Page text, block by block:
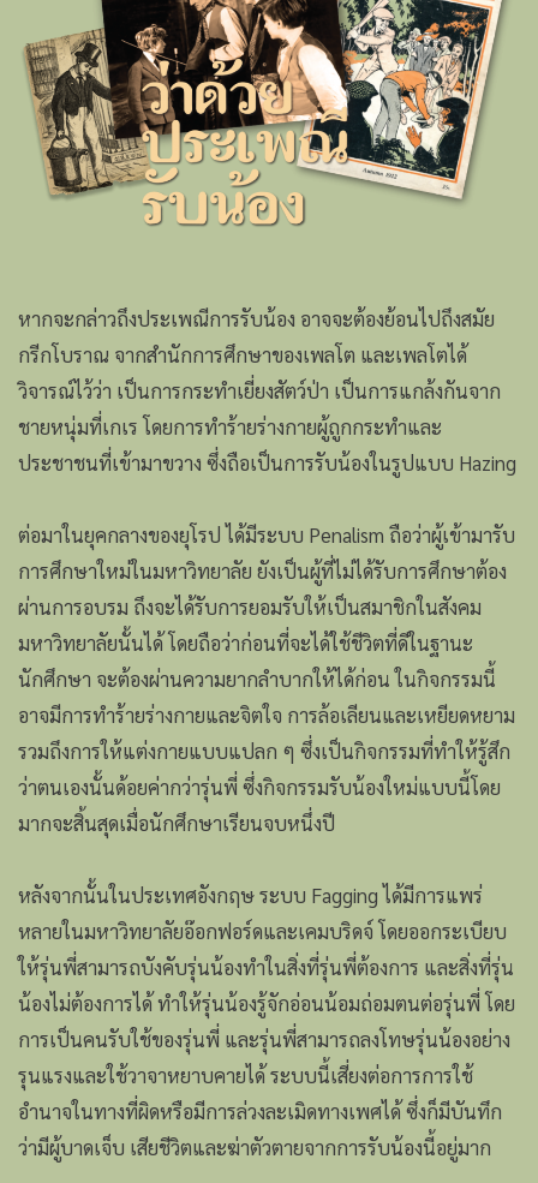
หากจะกล่าวถึงประเพณีการรับน้อง อาจจะต้องย้อนไปถึงสมัย
กรีกโบราณ จากสำนักการศึกษาของเพลโต และเพลโตได้
วิจารณ์ไว้ว่า เป็นการกระทำเยี่ยงสัตว์ป่า เป็นการแกล้งกันจาก
ชายหนุ่มที่เกเร โดยการทำร้ายร่างกายผู้ถูกกระทำและ
ประชาชนที่เข้ามาขวาง ซึ่งถือเป็นการรับน้องในรูปแบบ Hazing
ต่อมาในยุคกลางของยุโรป ได้มีระบบ Penalism ถือว่าผู้เข้ามารับ
การศึกษาใหม่ในมหาวิทยาลัย ยังเป็นผู้ที่ไม่ได้รับการศึกษาต้อง
ผ่านการอบรม ถึงจะได้รับการยอมรับให้เป็นสมาชิกในสังคม
มหาวิทยาลัยนั้นได้ โดยถือว่าก่อนที่จะได้ใช้ชีวิตที่ดีในฐานะ
นักศึกษา จะต้องผ่านความยากลำบากให้ได้ก่อน ในกิจกรรมนี้
อาจมีการทำร้ายร่างกายและจิตใจ การล้อเลียนและเหยียดหยาม
รวมถึงการให้แต่งกายแบบแปลก ๆ ซึ่งเป็นกิจกรรมที่ทำให้รู้สึก
ว่าตนเองนั้นด้อยค่ากว่ารุ่นพี่ ซึ่งกิจกรรมรับน้องใหม่แบบนี้โดย
มากจะสิ้นสุดเมื่อนักศึกษาเรียนจบหนึ่งปี
หลังจากนั้นในประเทศอังกฤษ ระบบ Fagging ได้มีการแพร่
หลายในมหาวิทยาลัยอ๊อกฟอร์ดและเคมบริดจ์ โดยออกระเบียบ
ให้รุ่นพี่สามารถบังคับรุ่นน้องทำในสิ่งที่รุ่นพี่ต้องการ และสิ่งที่รุ่น
น้องไม่ต้องการได้ ทำให้รุ่นน้องรู้จักอ่อนน้อมถ่อมตนต่อรุ่นพี่ โดย
การเป็นคนรับใช้ของรุ่นพี่ และรุ่นพี่สามารถลงโทษรุ่นน้องอย่าง
รุนแรงและใช้วาจาหยาบคายได้ ระบบนี้เสี่ยงต่อการการใช้
อำนาจในทางที่ผิดหรือมีการล่วงละเมิดทางเพศได้ ซึ่งก็มีบันทึก
ว่ามีผู้บาดเจ็บ เสียชีวิตและฆ่าตัวตายจากการรับน้องนี้อยู่มาก